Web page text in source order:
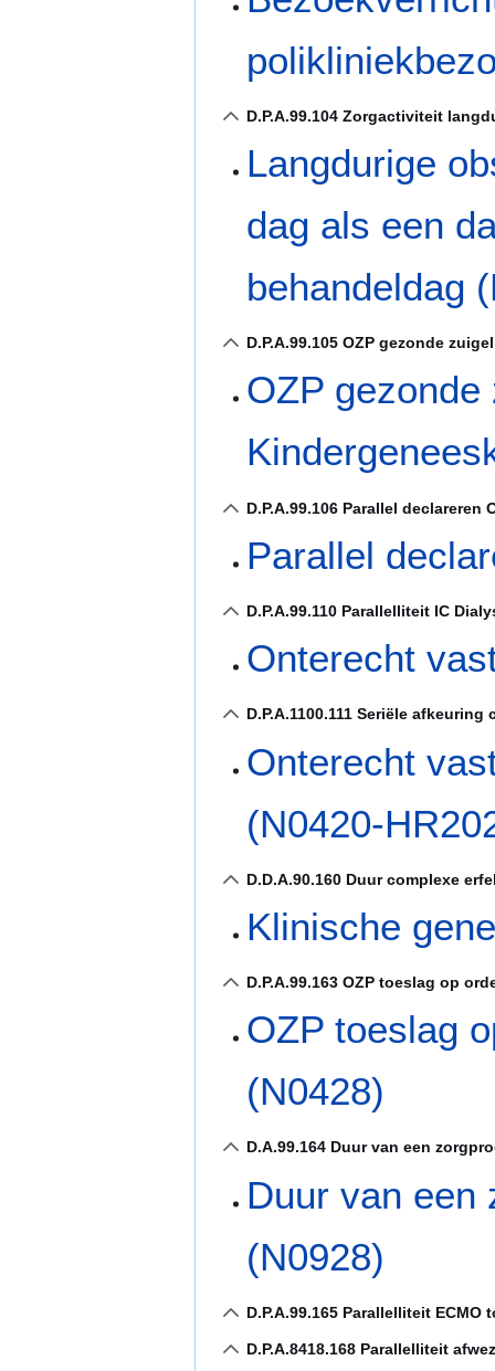
D.P.A.99.104 Zorgactiviteit
Langdurige
dag als een
behandeldag
D.P.A.99.105 OZP gezonde
OZP
D.P.A.99.106 Parallel declareren
Parallel
D.P.A.99.110 Parallelliteit IC
Onterecht
D.P.A.1100.111 Seriële
Onterecht
(N0420-
D.D.A.90.160 Duur complexe
Klinische
D.P.A.99.163 OZP toeslag op
OZP toeslag
(N0428)
D.A.99.164 Duur van een
Duur van een
(N0928)
D.P.A.99.165 Parallelliteit ECMO
D.P.A.8418.168 Parallelliteit